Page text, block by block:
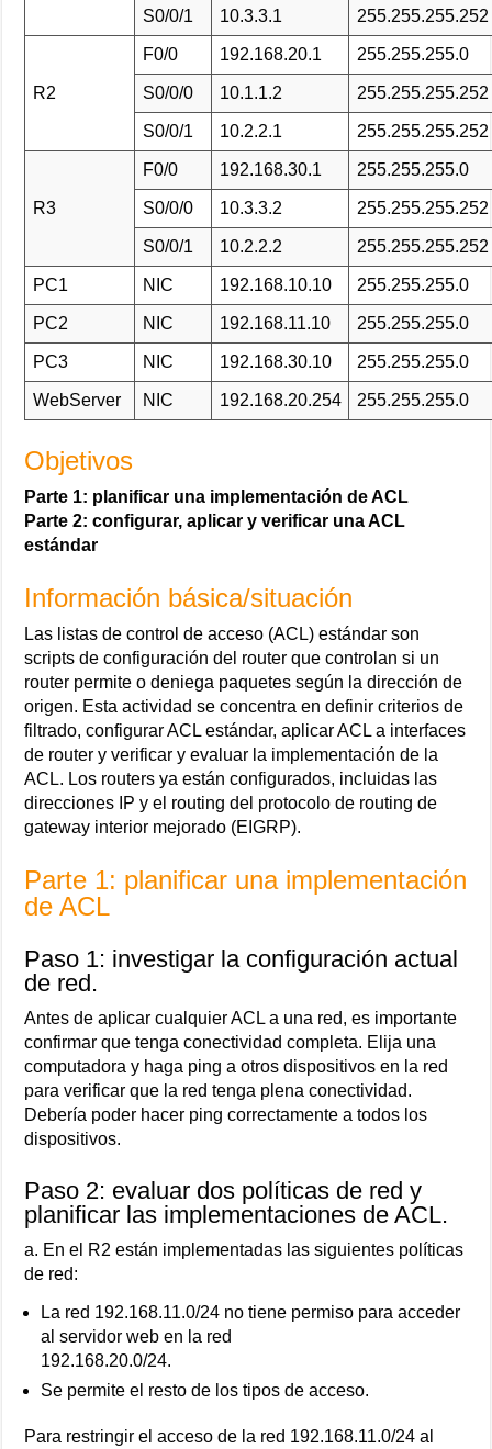
S0/0/1 10.3.3.1 255.255.255.252
R2
F0/0 192.168.20.1 255.255.255.0
S0/0/0 10.1.1.2 255.255.255.252
S0/0/1 10.2.2.1 255.255.255.252
R3
F0/0 192.168.30.1 255.255.255.0
S0/0/0 10.3.3.2 255.255.255.252
S0/0/1 10.2.2.2 255.255.255.252
PC1 NIC 192.168.10.10 255.255.255.0
PC2 NIC 192.168.11.10 255.255.255.0
PC3 NIC 192.168.30.10 255.255.255.0
WebServer NIC 192.168.20.254 255.255.255.0
Objetivos
Parte 1: planificar una implementación de ACL
Parte 2: configurar, aplicar y verificar una ACL
estándar
Información básica/situación
Las listas de control de acceso (ACL) estándar son
scripts de configuración del router que controlan si un
router permite o deniega paquetes según la dirección de
origen. Esta actividad se concentra en definir criterios de
filtrado, configurar ACL estándar, aplicar ACL a interfaces
de router y verificar y evaluar la implementación de la
ACL. Los routers ya están configurados, incluidas las
direcciones IP y el routing del protocolo de routing de
gateway interior mejorado (EIGRP).
Parte 1: planificar una implementación
de ACL
Paso 1: investigar la configuración actual
de red.
Antes de aplicar cualquier ACL a una red, es importante
confirmar que tenga conectividad completa. Elija una
computadora y haga ping a otros dispositivos en la red
para verificar que la red tenga plena conectividad.
Debería poder hacer ping correctamente a todos los
dispositivos.
Paso 2: evaluar dos políticas de red y
planificar las implementaciones de ACL.
a. En el R2 están implementadas las siguientes políticas
de red:
La red 192.168.11.0/24 no tiene permiso para acceder
al servidor web en la red
192.168.20.0/24.
Se permite el resto de los tipos de acceso.
Para restringir el acceso de la red 192.168.11.0/24 al